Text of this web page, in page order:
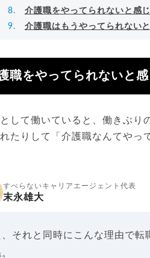
介護職をやってられないと感
介護職はもうやってられない
職をやってられないと
して働いていると、働きぶり
たりして「介護職なんてやっ
すべらないキャリアエージェント代表
末永雄大
、それと同時にこんな理由で